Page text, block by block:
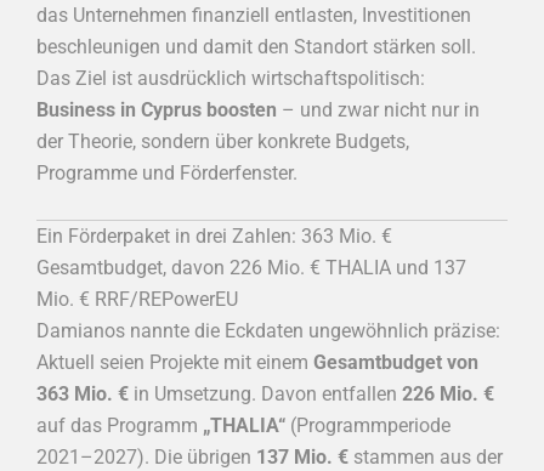
das Unternehmen finanziell entlasten, Investitionen
beschleunigen und damit den Standort stärken soll.
Das Ziel ist ausdrücklich wirtschaftspolitisch:
Business in Cyprus boosten – und zwar nicht nur in
der Theorie, sondern über konkrete Budgets,
Programme und Förderfenster.
Ein Förderpaket in drei Zahlen: 363 Mio. €
Gesamtbudget, davon 226 Mio. € THALIA und 137
Mio. € RRF/REPowerEU
Damianos nannte die Eckdaten ungewöhnlich präzise:
Aktuell seien Projekte mit einem Gesamtbudget von
363 Mio. € in Umsetzung. Davon entfallen 226 Mio. €
auf das Programm „THALIA“ (Programmperiode
2021–2027). Die übrigen 137 Mio. € stammen aus der